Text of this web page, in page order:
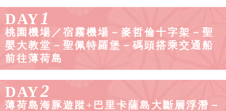
DAY1
桃園機場／宿霧機場－麥哲倫十字架－聖
嬰大教堂－聖佩特羅堡－碼頭搭乘交通船
前往薄荷島
DAY2
薄荷島海豚遊蹤+巴里卡薩島大斷層浮潛－